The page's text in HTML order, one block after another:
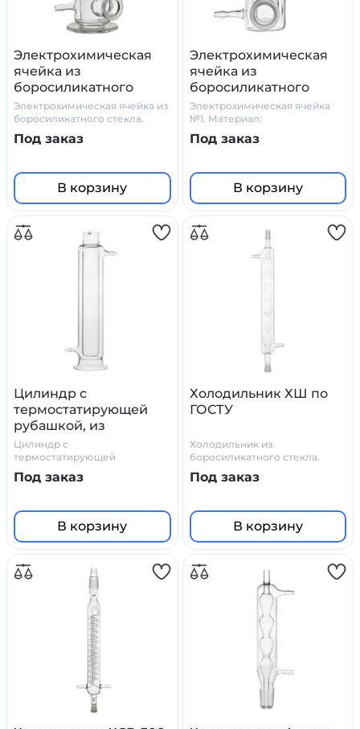
Электрохимическая
ячейка из
боросиликатного
стекла №2
Электрохимическая ячейка из
боросиликатного стекла.
Производитель: Primelab
Под заказ
В корзину
Электрохимическая
ячейка из
боросиликатного
стекла
Электрохимическая ячейка
№1. Материал:
боросиликатное стекло
Под заказ
В корзину
Цилиндр с
термостатирующей
рубашкой, из
боросиликатного
стекла
Цилиндр с
термостатирующей
рубашкой, из
боросиликатного стекла
Под заказ
В корзину
Холодильник ХШ по
ГОСТУ
Холодильник из
боросиликатного стекла.
ГОСТ
Под заказ
В корзину